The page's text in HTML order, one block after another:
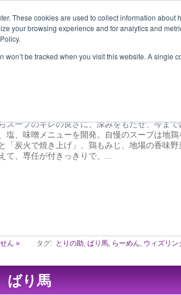
These cookies are used to collect information
your browsing experience and for analytics and
won’t be tracked when you visit this website. A
一覧 事業内容 New Project お問合
スープのキレの良さに、深みをもたせ、今まで
塩、味噌メニューを開発。自慢のスープは地鶏
「炭火で焼き上げ」、鶏もみじ、地場の香味野
て、専任が付きっきりで、...
ん » タグ: とりの助, ばり馬, らーめん, ウィズリン
ばり馬